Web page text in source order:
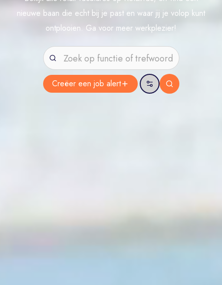
nieuwe baan die echt bij je past en waar jij je volop kunt
ontplooien. Ga voor meer werkplezier!
Creëer een job alert